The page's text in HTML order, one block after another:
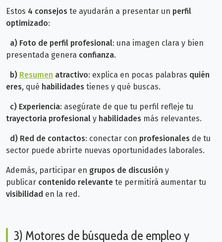
Estos 4 consejos te ayudarán a presentar un perfil
optimizado:
a) Foto de perfil profesional: una imagen clara y bien
presentada genera confianza.
b) Resumen atractivo: explica en pocas palabras quién
eres, qué habilidades tienes y qué buscas.
c) Experiencia: asegúrate de que tu perfil refleje tu
trayectoria profesional y habilidades más relevantes.
d) Red de contactos: conectar con profesionales de tu
sector puede abrirte nuevas oportunidades laborales.
Además, participar en grupos de discusión y
publicar contenido relevante te permitirá aumentar tu
visibilidad en la red.
3) Motores de búsqueda de empleo y